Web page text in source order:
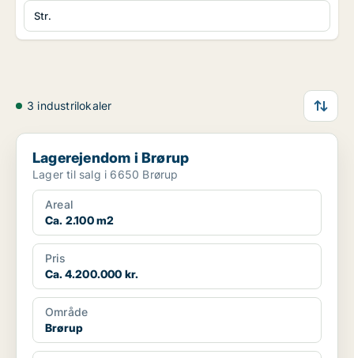
Str.
3 industrilokaler
Lagerejendom i Brørup
Lagerejendom i Brørup
Lager til salg i 6650 Brørup
Areal
Ca. 2.100 m2
Pris
Ca. 4.200.000 kr.
Område
Brørup